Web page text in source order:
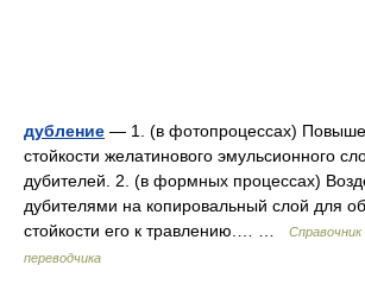
дубление — 1. (в фотопроцессах)
стойкости желатинового эмульсионного
дубителей. 2. (в формных процессах)
дубителями на копировальный слой для
стойкости его к травлению.… …
Справочник
переводчика